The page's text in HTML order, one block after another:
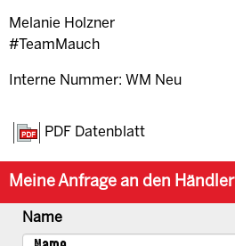
Melanie Holzner
#TeamMauch
Interne Nummer: WM Neu
PDF Datenblatt
Meine Anfrage an den Händler
Name